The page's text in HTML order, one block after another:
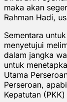
maka akan
Rahman Hadi,
Sementara
menyetujui
dalam jangka
untuk
Utama
Perseroan,
Kepatutan